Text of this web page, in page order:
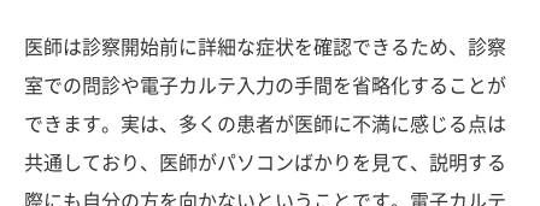
医師は診察開始前に詳細な症状を確認できるため、診察
室での問診や電子カルテ入力の手間を省略化することが
できます。実は、多くの患者が医師に不満に感じる点は
共通しており、医師がパソコンばかりを見て、説明する
際にも自分の方を向かないということです。電子カルテ